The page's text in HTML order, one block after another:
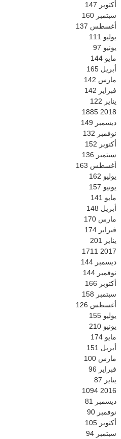
أكتوبر 147
سبتمبر 160
أغسطس 137
يوليو 111
يونيو 97
مايو 144
أبريل 165
مارس 142
فبراير 142
يناير 122
2018
1885
ديسمبر 149
نوفمبر 132
أكتوبر 152
سبتمبر 136
أغسطس 163
يوليو 162
يونيو 157
مايو 141
أبريل 148
مارس 170
فبراير 174
يناير
201
2017
1711
ديسمبر 144
نوفمبر 144
أكتوبر 166
سبتمبر 158
أغسطس 126
يوليو 155
يونيو 210
مايو 174
أبريل 151
مارس 100
فبراير 96
يناير 87
2016
1094
ديسمبر
81
نوفمبر 90
أكتوبر 105
سبتمبر 94